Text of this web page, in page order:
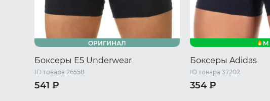
ОРИГИНАЛ
Боксеры E5 Underwear
ID товара 26558
541 ₽
M
Боксеры Adidas
ID товара 37202
354 ₽